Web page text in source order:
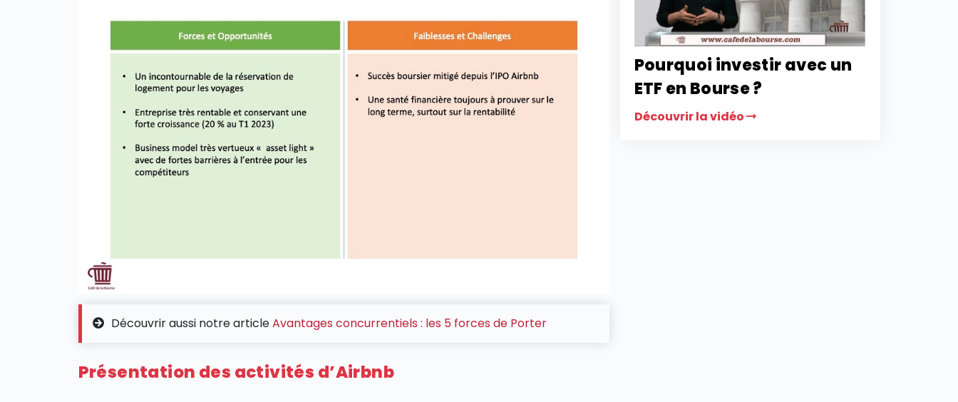
Découvrir aussi notre articleAvantages concurrentiels : les 5 forces de Porter
Présentation des activités d’Airbnb
Pourquoi investir avec un
ETF en Bourse ?
Découvrir la vidéo